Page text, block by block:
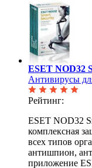
ESET NOD32
Антивирусы
Рейтинг:
ESET NOD32
комплексная
всех типов
антишпион,
приложение